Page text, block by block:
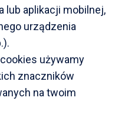
lub aplikacji mobilnej,
urządzenia
używamy
znaczników
na twoim